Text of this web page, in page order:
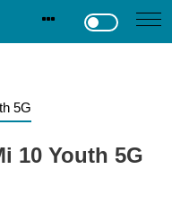
5G
10 Youth 5G